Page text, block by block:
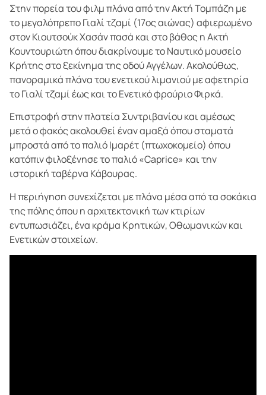
Στην πορεία του φιλμ πλάνα από την Ακτή Τομπάζη με
το μεγαλόπρεπο Γιαλί τζαμί (17ος αιώνας) αφιερωμένο
στον Κιουτσούκ Χασάν πασά και στο βάθος η Ακτή
Κουντουριώτη όπου διακρίνουμε το Ναυτικό μουσείο
Κρήτης στο ξεκίνημα της οδού Αγγέλων. Ακολούθως,
πανοραμικά πλάνα του ενετικού λιμανιού με αφετηρία
το Γιαλί τζαμί έως και το Ενετικό φρούριο Φιρκά.
Επιστροφή στην πλατεία Συντριβανίου και αμέσως
μετά ο φακός ακολουθεί έναν αμαξά όπου σταματά
μπροστά από το παλιό Ιμαρέτ (πτωχοκομείο) όπου
κατόπιν φιλοξένησε το παλιό «Caprice» και την
ιστορική ταβέρνα Κάβουρας.
Η περιήγηση συνεχίζεται με πλάνα μέσα από τα σοκάκια
της πόλης όπου η αρχιτεκτονική των κτιρίων
εντυπωσιάζει, ένα κράμα Κρητικών, Οθωμανικών και
Ενετικών στοιχείων.